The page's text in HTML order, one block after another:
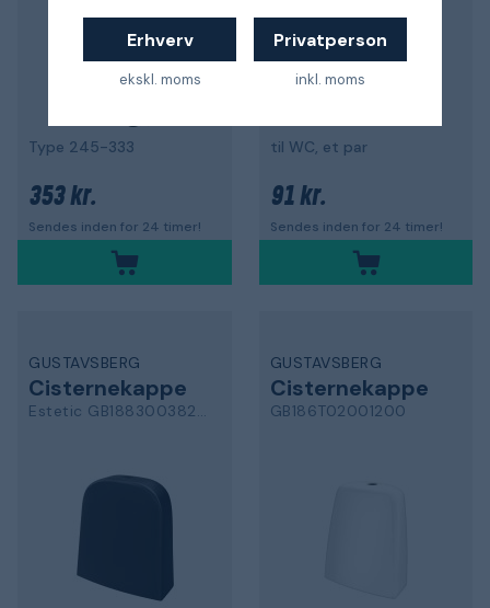
Erhverv
ekskl. moms
Privatperson
inkl. moms
Type 245-333
353 kr.
Sendes inden for 24 timer!
til WC, et par
91 kr.
Sendes inden for 24 timer!
GUSTAVSBERG
Cisternekappe
Estetic GB18830038200
GUSTAVSBERG
Cisternekappe
GB186T02001200